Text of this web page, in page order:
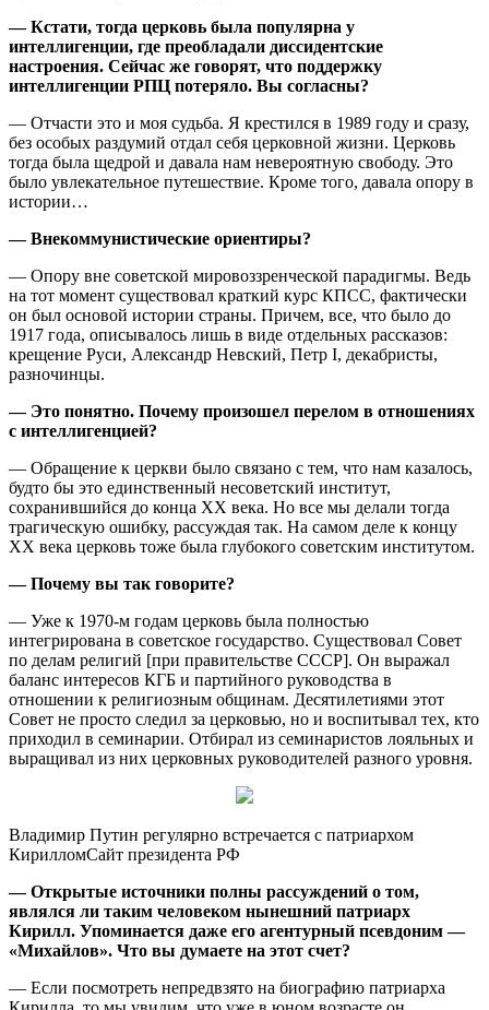
— Кстати, тогда церковь была популярна у
интеллигенции, где преобладали диссидентские
настроения. Сейчас же говорят, что поддержку
интеллигенции РПЦ потеряло. Вы согласны?
— Отчасти это и моя судьба. Я крестился в 1989 году и сразу,
без особых раздумий отдал себя церковной жизни. Церковь
тогда была щедрой и давала нам невероятную свободу. Это
было увлекательное путешествие. Кроме того, давала опору в
истории…
— Внекоммунистические ориентиры?
— Опору вне советской мировоззренческой парадигмы. Ведь
на тот момент существовал краткий курс КПСС, фактически
он был основой истории страны. Причем, все, что было до
1917 года, описывалось лишь в виде отдельных рассказов:
крещение Руси, Александр Невский, Петр I, декабристы,
разночинцы.
— Это понятно. Почему произошел перелом в отношениях
с интеллигенцией?
— Обращение к церкви было связано с тем, что нам казалось,
будто бы это единственный несоветский институт,
сохранившийся до конца XX века. Но все мы делали тогда
трагическую ошибку, рассуждая так. На самом деле к концу
XX века церковь тоже была глубокого советским институтом.
— Почему вы так говорите?
— Уже к 1970-м годам церковь была полностью
интегрирована в советское государство. Существовал Совет
по делам религий [при правительстве СССР]. Он выражал
баланс интересов КГБ и партийного руководства в
отношении к религиозным общинам. Десятилетиями этот
Совет не просто следил за церковью, но и воспитывал тех, кто
приходил в семинарии. Отбирал из семинаристов лояльных и
выращивал из них церковных руководителей разного уровня.
Владимир Путин регулярно встречается с патриархом
КирилломСайт президента РФ
— Открытые источники полны рассуждений о том,
являлся ли таким человеком нынешний патриарх
Кирилл. Упоминается даже его агентурный псевдоним —
«Михайлов». Что вы думаете на этот счет?
— Если посмотреть непредвзято на биографию патриарха